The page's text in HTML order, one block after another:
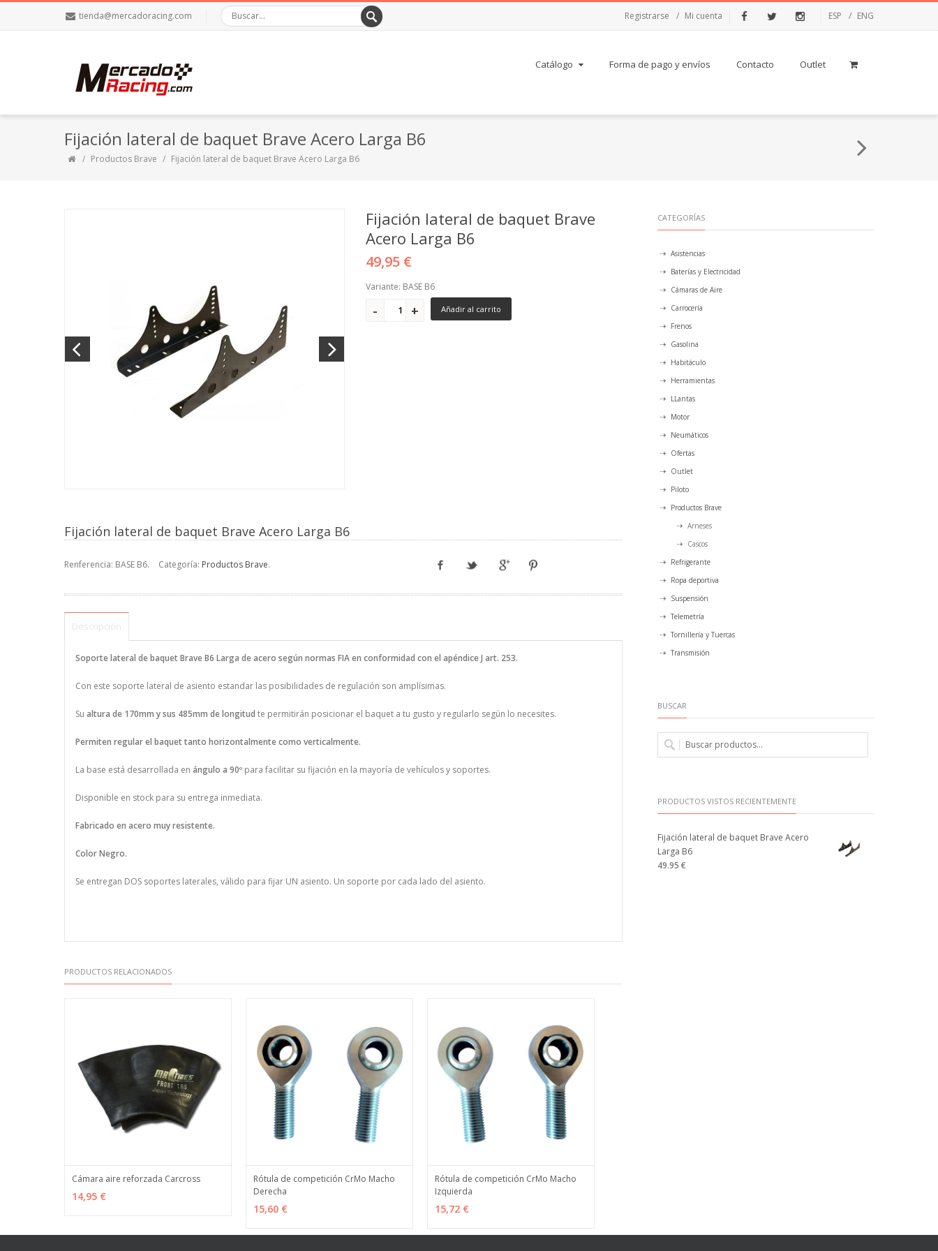
tienda@mercadoracing.com ESP ENG
Registrarse Mi cuenta
Catálogo Forma de pago y envíos Contacto Outlet
Fijación lateral de baquet Brave Acero Larga B6
Productos Brave Fijación lateral de baquet Brave Acero Larga B6
Fijación lateral de baquet Brave
Acero Larga B6
49,95 €
Variante: BASE B6
Añadir al carrito
Fijación lateral de baquet Brave Acero Larga B6
Renferencia: BASE B6. Categoría: Productos Brave.
Descripción
Soporte lateral de baquet Brave B6 Larga de acero según normas FIA en conformidad con el apéndice J art. 253.
Con este soporte lateral de asiento estandar las posibilidades de regulación son amplísimas.
Su altura de 170mm y sus 485mm de longitud te permitirán posicionar el baquet a tu gusto y regularlo según lo necesites.
Permiten regular el baquet tanto horizontalmente como verticalmente.
La base está desarrollada en ángulo a 90º para facilitar su fijación en la mayoría de vehículos y soportes.
Disponible en stock para su entrega inmediata.
Fabricado en acero muy resistente.
Color Negro.
Se entregan DOS soportes laterales, válido para fijar UN asiento. Un soporte por cada lado del asiento.
PRODUCTOS RELACIONADOS
VER OPCIONES
Cámara aire reforzada Carcross
14,95 € VER OPCIONES
Rótula de competición CrMo Macho
Derecha
15,60 €
VER OPCIONES
Rótula de competición CrMo Macho
Izquierda
15,72 €
CATEGORÍAS
Asistencias
Baterías y Electricidad
Cámaras de Aire
Carrocería
Frenos
Gasolina
Habitáculo
Herramientas
LLantas
Motor
Neumáticos
Ofertas
Outlet
Piloto
Productos Brave
Arneses
Cascos
Refrigerante
Ropa deportiva
Suspensión
Telemetría
Tornillería y Tuercas
Transmisión
BUSCAR
PRODUCTOS VISTOS RECIENTEMENTE
Fijación lateral de baquet Brave Acero
Larga B6
49.95 €